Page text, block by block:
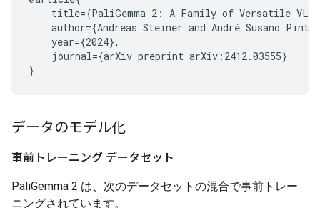
title={PaliGemma 2: A Family of Versatile
author={Andreas Steiner and André Susano
    year={2024},
    journal={arXiv preprint arXiv:2412.03555}
データのモデル化
事前トレーニング データセット
PaliGemma 2 は、次のデータセットの混合で事前トレー
ニングされています。